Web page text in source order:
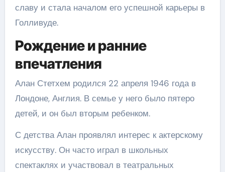
славу и стала началом его успешной карьеры в
Голливуде.
Рождение и ранние
впечатления
Алан Стетхем родился 22 апреля 1946 года в
Лондоне, Англия. В семье у него было пятеро
детей, и он был вторым ребенком.
С детства Алан проявлял интерес к актерскому
искусству. Он часто играл в школьных
спектаклях и участвовал в театральных